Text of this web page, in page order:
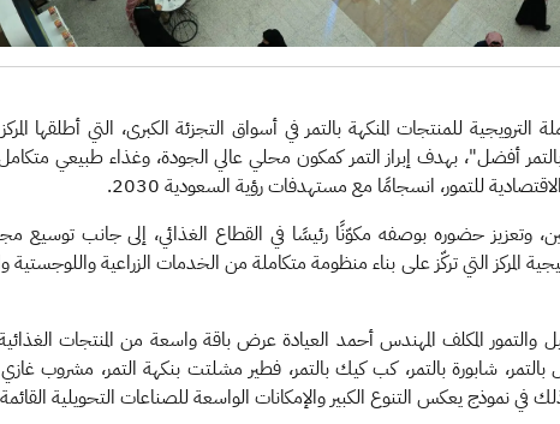
للمنتجات المنكهة بالتمر في أسواق التجزئة الكبرى، التي أطلقها
أفضل"، بهدف إبراز التمر كمكون محلي عالي الجودة، وغذاء طبيعي
للتمور، انسجامًا مع مستهدفات رؤية السعودية 2030.
وتعزيز حضوره بوصفه مكوّنًا رئيسًا في القطاع الغذائي، إلى جانب توسيع
التي تركّز على بناء منظومة متكاملة من الخدمات الزراعية واللوجستية
المكلف المهندس أحمد العيادة عرض باقة واسعة من المنتجات
شابورة بالتمر، كب كيك بالتمر، فطير مشلتت بنكهة التمر، مشروب غازي
في نموذج يعكس التنوع الكبير والإمكانات الواسعة للصناعات التحويلية